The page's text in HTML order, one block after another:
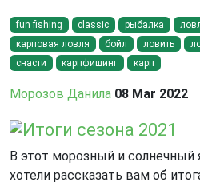
fun fishing classic рыбалка
карповая ловля
бойл ловить
снасти
карпфишинг карп
Морозов Данила 08 Mar 2022
Итоги сезона 2021
В этот морозный и
хотели рассказать вам об